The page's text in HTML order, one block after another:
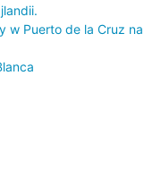
w Puerto de la Cruz na